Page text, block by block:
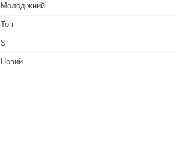
Молодіжний
Топ
S
Новий